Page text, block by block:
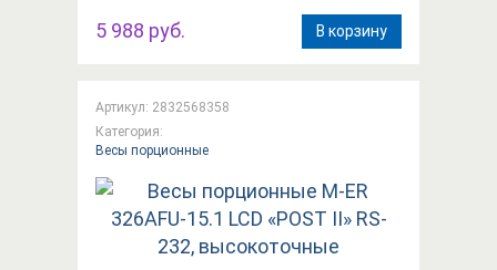
5 988 руб. В корзину
Артикул: 2832568358
Категория:
Весы порционные